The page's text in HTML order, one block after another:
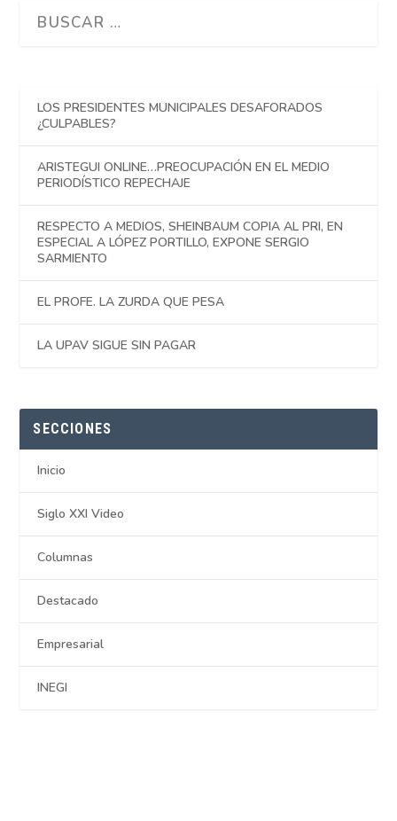
LOS PRESIDENTES MUNICIPALES DESAFORADOS
¿CULPABLES?
ARISTEGUI ONLINE…PREOCUPACIÓN EN EL MEDIO
PERIODÍSTICO REPECHAJE
RESPECTO A MEDIOS, SHEINBAUM COPIA AL PRI, EN
ESPECIAL A LÓPEZ PORTILLO, EXPONE SERGIO
SARMIENTO
EL PROFE. LA ZURDA QUE PESA
LA UPAV SIGUE SIN PAGAR
SECCIONES
Inicio
Siglo XXI Video
Columnas
Destacado
Empresarial
INEGI